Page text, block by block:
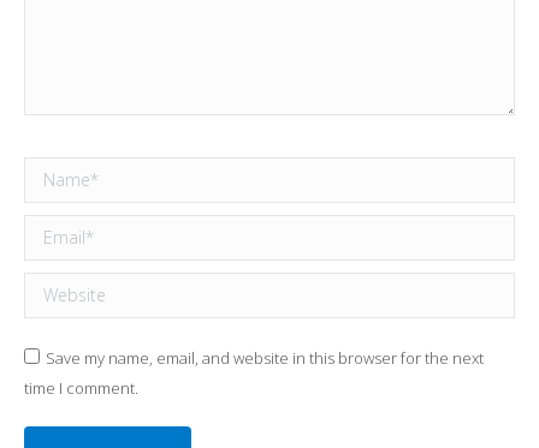
Name *
Email *
Website
Save my name, email, and website in this browser for the next
time I comment.